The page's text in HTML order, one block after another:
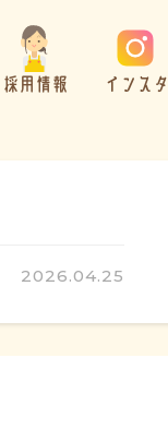
採用情報 インスタ
2026.04.25